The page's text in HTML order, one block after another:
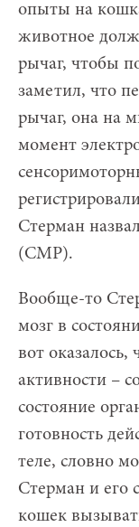
опыты на
животное
рычаг, чтобы
заметил, что
рычаг, она на
момент
Стерман
(СМР).
Вообще-то
мозг в
вот
активности –
состояние
готовность
теле, словно
Стерман и его
кошек